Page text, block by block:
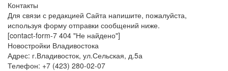
Контакты
Для связи с редакцией Сайта напишите, пожалуйста,
используя форму отправки сообщений ниже.
[contact-form-7 404 "Не найдено"]
Новостройки Владивостока
Адрес: г.Владивосток, ул.Сельская, д.5а
Телефон: +7 (423) 280-02-07